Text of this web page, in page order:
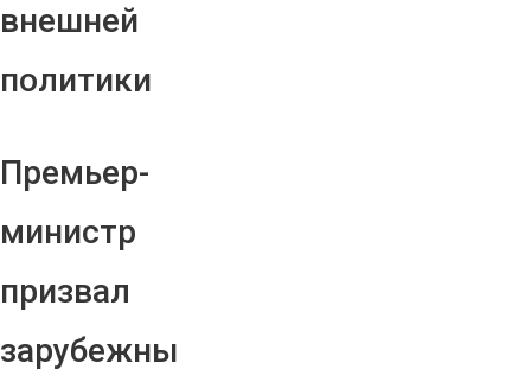
внешней
политики
Премьер-
министр
призвал
зарубежны